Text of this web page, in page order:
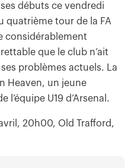
débuts ce vendredi
quatrième tour de la FA
considérablement
que le club n’ait
problèmes actuels. La
Heaven, un jeune
U19 d’Arsenal.
20h00, Old Trafford,